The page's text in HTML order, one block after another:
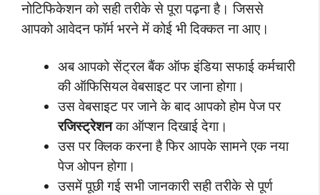
नोटिफिकेशन को सही तरीके से पूरा पढ़ना है। जिससे
आपको आवेदन फॉर्म भरने में कोई भी दिक्कत ना आए।
अब आपको सेंट्रल बैंक ऑफ इंडिया सफाई कर्मचारी
की ऑफिसियल वेबसाइट पर जाना होगा।
उस वेबसाइट पर जाने के बाद आपको होम पेज पर
रजिस्ट्रेशनका ऑप्शन दिखाई देगा।
उस पर क्लिक करना है फिर आपके सामने एक नया
पेज ओपन होगा।
उसमें पूछी गई सभी जानकारी सही तरीके से पूर्ण